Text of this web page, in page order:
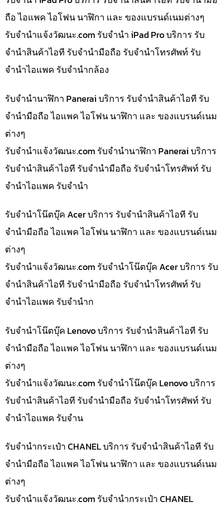
ถือ ไอแพค ไอโฟน นาฬิกา และ ของแบรนด์เนมต่างๆ
รับจํานําแจ้งวัฒนะ.com รับจำนำ iPad Pro บริการ รับ
จำนำสินค้าไอที รับจำนำมือถือ รับจำนำโทรศัพท์ รับ
จำนำไอแพค รับจำนำกล้อง
รับจำนำนาฬิกา Panerai บริการ รับจำนำสินค้าไอที รับ
จำนำมือถือ ไอแพค ไอโฟน นาฬิกา และ ของแบรนด์เนม
ต่างๆ
รับจํานําแจ้งวัฒนะ.com รับจำนำนาฬิกา Panerai บริการ
รับจำนำสินค้าไอที รับจำนำมือถือ รับจำนำโทรศัพท์ รับ
จำนำไอแพค รับจำนำ
รับจำนำโน๊ตบุ๊ค Acer บริการ รับจำนำสินค้าไอที รับ
จำนำมือถือ ไอแพค ไอโฟน นาฬิกา และ ของแบรนด์เนม
ต่างๆ
รับจํานําแจ้งวัฒนะ.com รับจำนำโน๊ตบุ๊ค Acer บริการ รับ
จำนำสินค้าไอที รับจำนำมือถือ รับจำนำโทรศัพท์ รับ
จำนำไอแพค รับจำนำก
รับจำนำโน๊ตบุ๊ค Lenovo บริการ รับจำนำสินค้าไอที รับ
จำนำมือถือ ไอแพค ไอโฟน นาฬิกา และ ของแบรนด์เนม
ต่างๆ
รับจํานําแจ้งวัฒนะ.com รับจำนำโน๊ตบุ๊ค Lenovo บริการ
รับจำนำสินค้าไอที รับจำนำมือถือ รับจำนำโทรศัพท์ รับ
จำนำไอแพค รับจำน
รับจำนำกระเป๋า CHANEL บริการ รับจำนำสินค้าไอที รับ
จำนำมือถือ ไอแพค ไอโฟน นาฬิกา และ ของแบรนด์เนม
ต่างๆ
รับจํานําแจ้งวัฒนะ.com รับจำนำกระเป๋า CHANEL